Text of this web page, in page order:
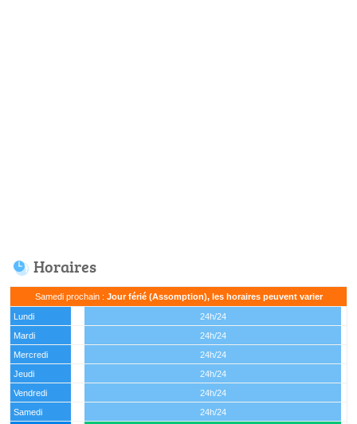
Horaires
Samedi prochain : Jour férié (Assomption), les horaires peuvent varier
Lundi
24h/24
Mardi
24h/24
Mercredi
24h/24
Jeudi
24h/24
Vendredi
24h/24
Samedi
24h/24